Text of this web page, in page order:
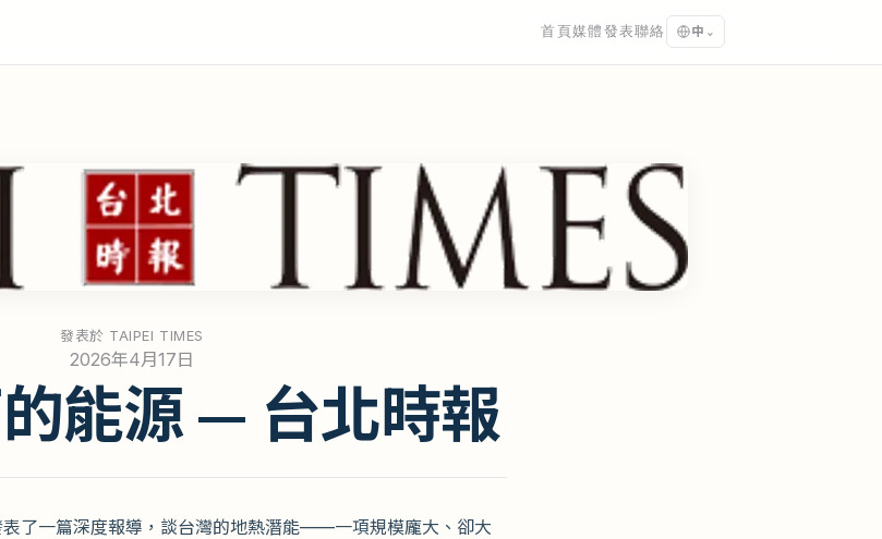
首頁媒體發表聯絡 中 ⌄
發表於 TAIPEI TIMES
2026年4月17日
能源 — 台北時報
表了一篇深度報導，談台灣的地熱潛能——一項規模龐大、卻大